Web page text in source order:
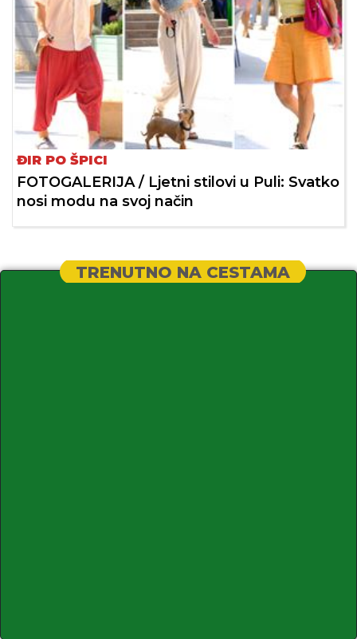
ĐIR PO ŠPICI
FOTOGALERIJA / Ljetni stilovi u Puli: Svatko
nosi modu na svoj način
TRENUTNO NA CESTAMA